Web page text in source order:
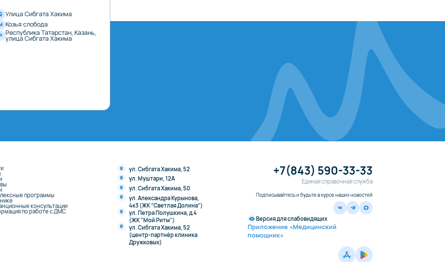
Улица Сибгата Хакима
Козья слобода
Республика Татарстан, Казань,
улица Сибгата Хакима
программы
консультации
по работе с ДМС
ул. Сибгата Хакима, 52
ул. Муштари, 12А
ул. Сибгата Хакима, 50
ул. Александра Курынова,
4к3 (ЖК “Светлая Долина“)
ул. Петра Полушкина, д.4
(ЖК "Мой Ритм")
ул. Сибгата Хакима, 52
(центр-партнёр клиника
Дружковых)
+7(843) 590-33-33
Единая справочная служба
Подписывайтесь и будьте в курсе наших новостей
Версия для слабовидящих
Приложение «Медицинский
помощник»